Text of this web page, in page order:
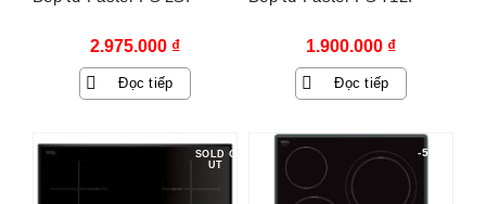
2.975.000 ₫
Đọc tiếp
1.900.000 ₫
Đọc tiếp
SOLD O
UT
-55%